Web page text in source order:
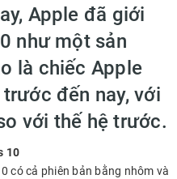
Apple đã giới
như một sản
là chiếc Apple
đến nay, với
với thế hệ trước.
10
có cả phiên bản bằng nhôm và